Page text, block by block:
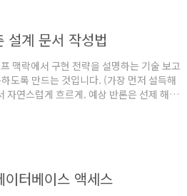
설계 문서 작성법
맥락에서 구현 전략을 설명하는 기술 보고
도록 만드는 것입니다. (가장 먼저 설득해
연스럽게 흐르게. 예상 반론은 선제 해소.
가능해야 합니다.연습과 볼륨: 반복 작성
터베이스 액세스